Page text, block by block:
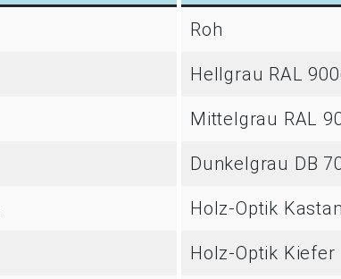
Roh
Hellgrau RAL
Mittelgrau RAL
Dunkelgrau DB
Holz-Optik
Holz-Optik Kiefer